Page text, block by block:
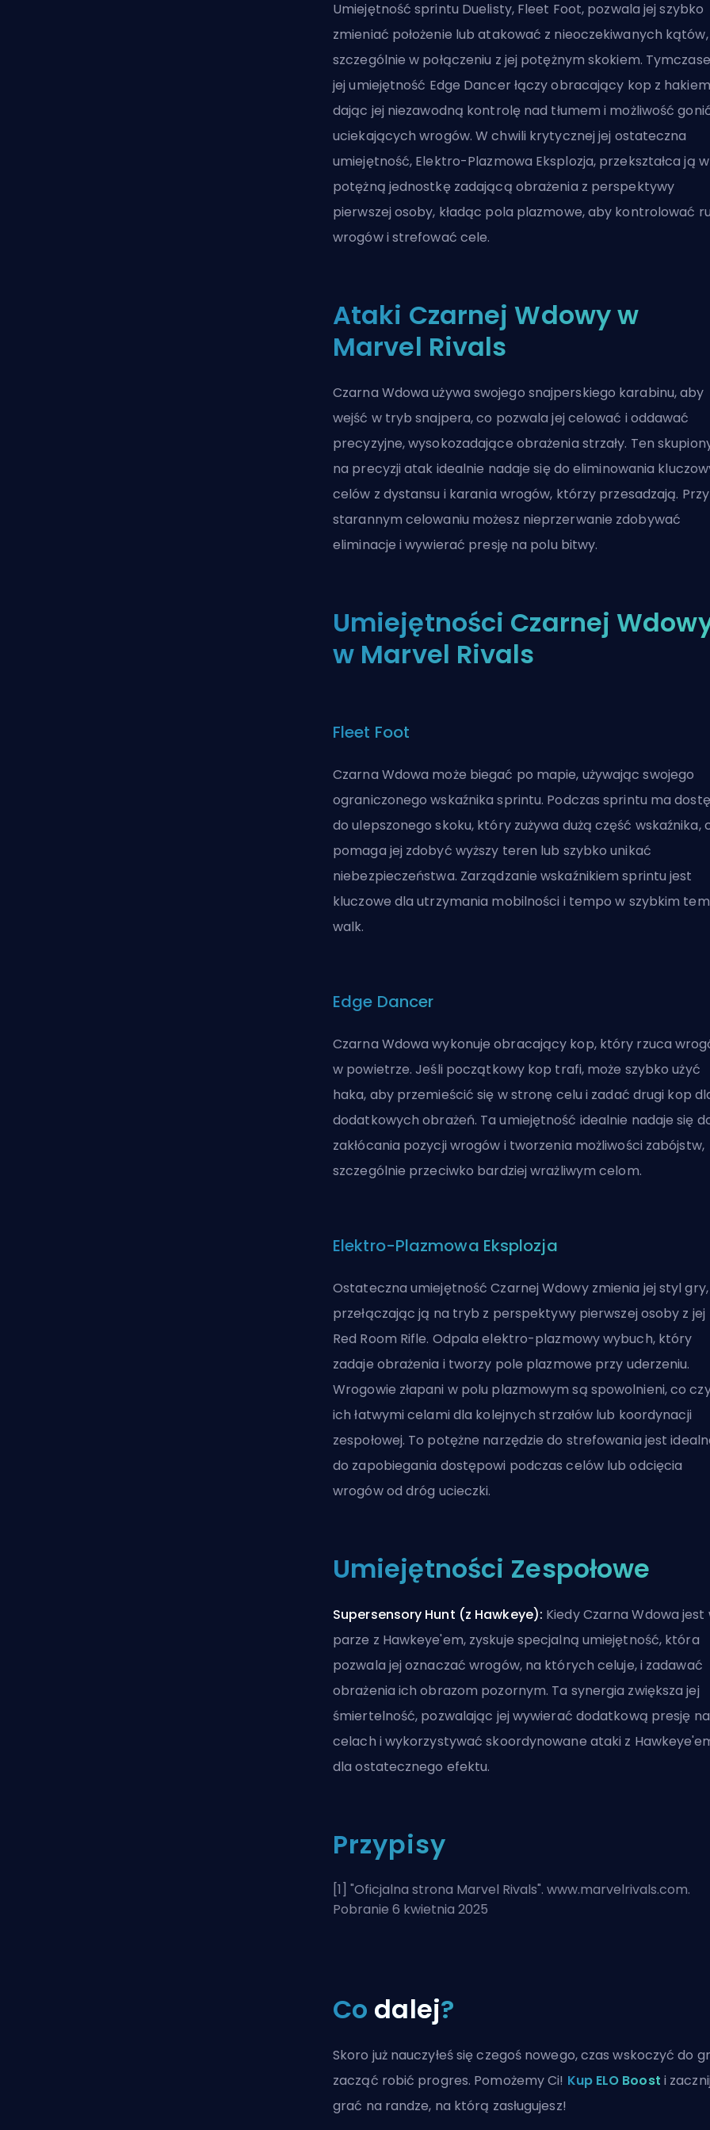
Umiejętność sprintu Duelisty, Fleet Foot, pozwala jej szybko
zmieniać położenie lub atakować z nieoczekiwanych kątów,
szczególnie w połączeniu z jej potężnym skokiem.
jej umiejętność Edge Dancer łączy obracający kop z
dając jej niezawodną kontrolę nad tłumem i możliwość
uciekających wrogów. W chwili krytycznej jej ostateczna
umiejętność, Elektro-Plazmowa Eksplozja, przekształca ją w
potężną jednostkę zadającą obrażenia z perspektywy
pierwszej osoby, kładąc pola plazmowe, aby kontrolować
wrogów i strefować cele.
Ataki Czarnej Wdowy w
Marvel Rivals
Czarna Wdowa używa swojego snajperskiego karabinu, aby
wejść w tryb snajpera, co pozwala jej celować i oddawać
precyzyjne, wysokozadające obrażenia strzały. Ten
na precyzji atak idealnie nadaje się do eliminowania
celów z dystansu i karania wrogów, którzy przesadzają. Przy
starannym celowaniu możesz nieprzerwanie zdobywać
eliminacje i wywierać presję na polu bitwy.
Umiejętności Czarnej
w Marvel Rivals
Fleet Foot
Czarna Wdowa może biegać po mapie, używając swojego
ograniczonego wskaźnika sprintu. Podczas sprintu ma
do ulepszonego skoku, który zużywa dużą część wskaźnika,
pomaga jej zdobyć wyższy teren lub szybko unikać
niebezpieczeństwa. Zarządzanie wskaźnikiem sprintu jest
kluczowe dla utrzymania mobilności i tempo w szybkim
walk.
Edge Dancer
Czarna Wdowa wykonuje obracający kop, który rzuca
w powietrze. Jeśli początkowy kop trafi, może szybko użyć
haka, aby przemieścić się w stronę celu i zadać drugi kop
dodatkowych obrażeń. Ta umiejętność idealnie nadaje się
zakłócania pozycji wrogów i tworzenia możliwości zabójstw,
szczególnie przeciwko bardziej wrażliwym celom.
Elektro-Plazmowa Eksplozja
Ostateczna umiejętność Czarnej Wdowy zmienia jej styl gry,
przełączając ją na tryb z perspektywy pierwszej osoby z jej
Red Room Rifle. Odpala elektro-plazmowy wybuch, który
zadaje obrażenia i tworzy pole plazmowe przy uderzeniu.
Wrogowie złapani w polu plazmowym są spowolnieni, co
ich łatwymi celami dla kolejnych strzałów lub koordynacji
zespołowej. To potężne narzędzie do strefowania jest
do zapobiegania dostępowi podczas celów lub odcięcia
wrogów od dróg ucieczki.
Umiejętności Zespołowe
Supersensory Hunt (z Hawkeye): Kiedy Czarna Wdowa jest
parze z Hawkeye'em, zyskuje specjalną umiejętność, która
pozwala jej oznaczać wrogów, na których celuje, i zadawać
obrażenia ich obrazom pozornym. Ta synergia zwiększa jej
śmiertelność, pozwalając jej wywierać dodatkową presję na
celach i wykorzystywać skoordynowane ataki z
dla ostatecznego efektu.
Przypisy
[1] "Oficjalna strona Marvel Rivals". www.marvelrivals.com.
Pobranie 6 kwietnia 2025
Co dalej?
Skoro już nauczyłeś się czegoś nowego, czas wskoczyć do
zacząć robić progres. Pomożemy Ci! Kup ELO Boost i zacznij
grać na randze, na którą zasługujesz!